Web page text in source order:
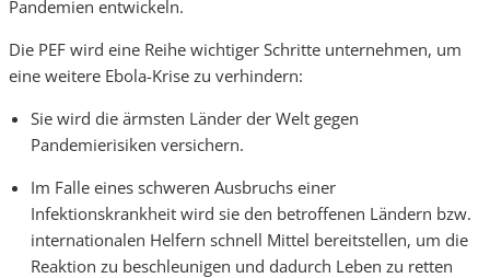
Pandemien entwickeln.
Die PEF wird eine Reihe wichtiger Schritte unternehmen, um
eine weitere Ebola-Krise zu verhindern:
Sie wird die ärmsten Länder der Welt gegen
Pandemierisiken versichern.
Im Falle eines schweren Ausbruchs einer
Infektionskrankheit wird sie den betroffenen Ländern bzw.
internationalen Helfern schnell Mittel bereitstellen, um die
Reaktion zu beschleunigen und dadurch Leben zu retten